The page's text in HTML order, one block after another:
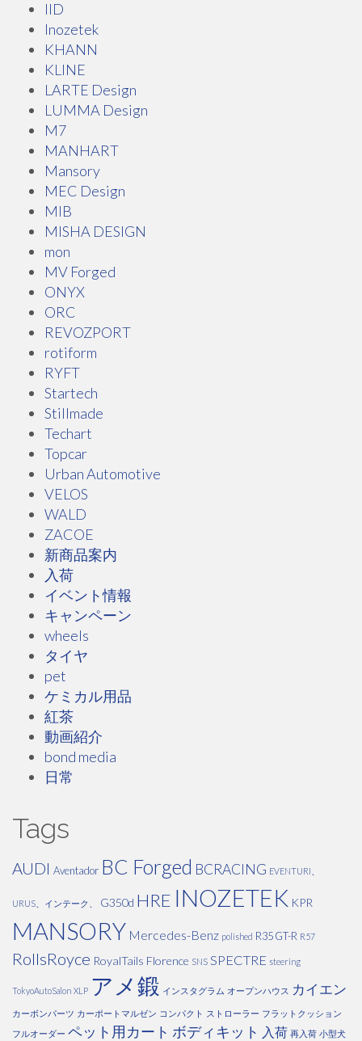
IID
Inozetek
KHANN
KLINE
LARTE Design
LUMMA Design
M7
MANHART
Mansory
MEC Design
MIB
MISHA DESIGN
mon
MV Forged
ONYX
ORC
REVOZPORT
rotiform
RYFT
Startech
Stillmade
Techart
Topcar
Urban Automotive
VELOS
WALD
ZACOE
新商品案内
入荷
イベント情報
キャンペーン
wheels
タイヤ
pet
ケミカル用品
紅茶
動画紹介
bond media
日常
Tags
AUDI Aventador BC Forged BCRACING EVENTURI、
URUS、インテーク、 G350d HRE INOZETEK KPR
MANSORY Mercedes-Benz polished R35 GT-R R57
RollsRoyce RoyalTails Florence SNS SPECTRE steering
TokyoAutoSalon XLP アメ鍛 インスタグラム オープンハウス カイエン
カーボンパーツ カーポートマルゼン コンパクト ストローラー フラットクッション
フルオーダー ペット用カート ボディキット 入荷 再入荷 小型犬